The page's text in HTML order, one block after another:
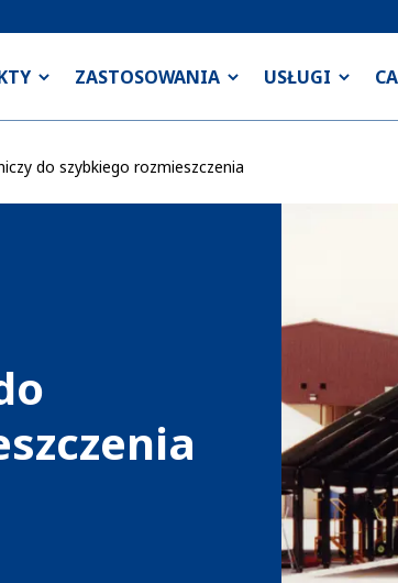
ZASTOSOWANIA USŁUGI
do szybkiego rozmieszczenia